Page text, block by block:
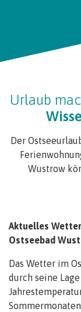
Urlaub
Der
Wustrow
Aktuelles
Ostseebad
Das Wetter im
durch seine